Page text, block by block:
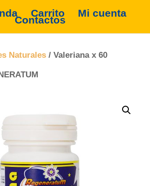
Carrito Mi cuenta
Contactos
Naturales / Valeriana x 60